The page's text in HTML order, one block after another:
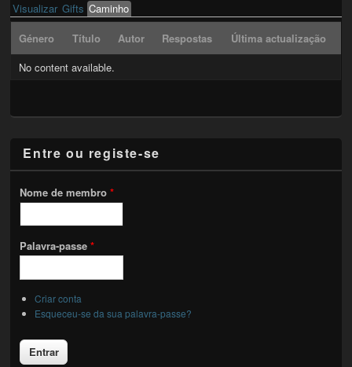
Primary tabs
Visualizar Gifts Caminho
Género
Título Autor Respostas
Última actualização
No content available.
Entre ou registe-se
Nome de membro*
Palavra-passe*
Criar conta
Esqueceu-se da sua palavra-passe?